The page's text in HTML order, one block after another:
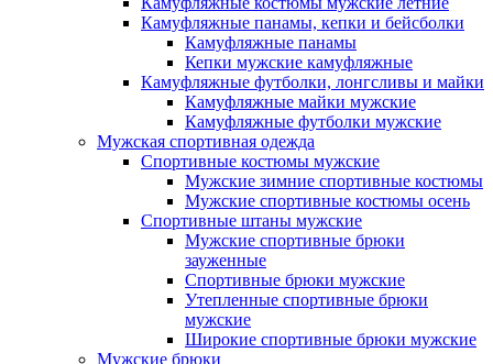
Камуфляжные панамы, кепки и бейсболки
Камуфляжные панамы
Кепки мужские камуфляжные
Камуфляжные футболки, лонгсливы и майки
Камуфляжные майки мужские
Камуфляжные футболки мужские
Мужская спортивная одежда
Спортивные костюмы мужские
Мужские зимние спортивные костюмы
Мужские спортивные костюмы осень
Спортивные штаны мужские
Мужские спортивные брюки
зауженные
Спортивные брюки мужские
Утепленные спортивные брюки
мужские
Широкие спортивные брюки мужские
Мужские брюки